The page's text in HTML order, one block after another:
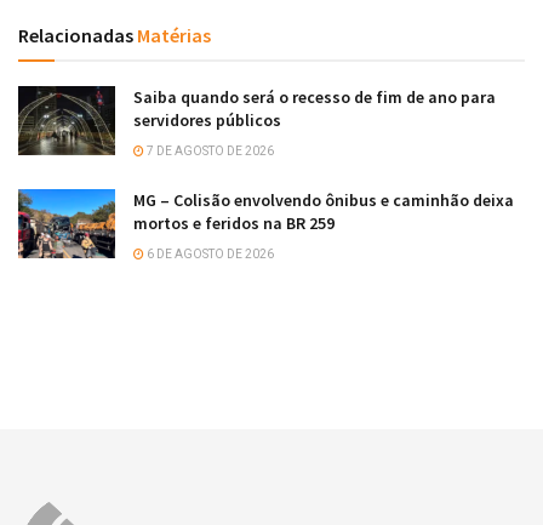
Relacionadas Matérias
Saiba quando será o recesso de fim de ano para
servidores públicos
7 DE AGOSTO DE 2026
MG – Colisão envolvendo ônibus e caminhão deixa
mortos e feridos na BR 259
6 DE AGOSTO DE 2026